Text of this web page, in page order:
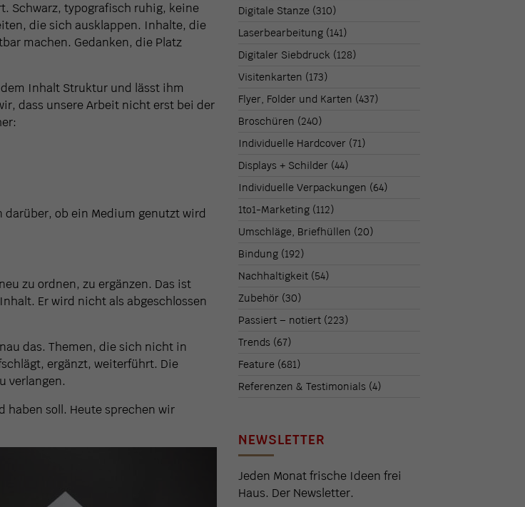
Schwarz, typografisch ruhig, keine
die sich ausklappen. Inhalte, die
machen. Gedanken, die Platz
Inhalt Struktur und lässt ihm
dass unsere Arbeit nicht erst bei der
ob ein Medium genutzt wird
zu ordnen, zu ergänzen. Das ist
Er wird nicht als abgeschlossen
das. Themen, die sich nicht in
ergänzt, weiterführt. Die
verlangen.
haben soll. Heute sprechen wir
Digitale Stanze (310)
Laserbearbeitung (141)
Digitaler Siebdruck (128)
Visitenkarten (173)
Flyer, Folder und Karten (437)
Broschüren (240)
Individuelle Hardcover (71)
Displays + Schilder (44)
Individuelle Verpackungen (64)
1to1-Marketing (112)
Umschläge, Briefhüllen (20)
Bindung (192)
Nachhaltigkeit (54)
Zubehör (30)
Passiert – notiert (223)
Trends (67)
Feature (681)
Referenzen & Testimonials (4)
NEWSLETTER
Jeden Monat frische Ideen frei
Haus. Der Newsletter.